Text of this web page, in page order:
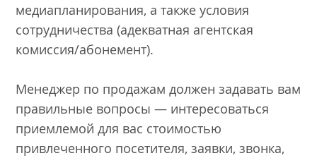
медиапланирования, а также условия
сотрудничества (адекватная агентская
комиссия/абонемент).
Менеджер по продажам должен задавать вам
правильные вопросы — интересоваться
приемлемой для вас стоимостью
привлеченного посетителя, заявки, звонка,